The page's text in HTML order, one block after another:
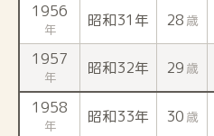
1956
年 昭和31年 28 歳
1957
年 昭和32年 29 歳
1958
年 昭和33年 30 歳